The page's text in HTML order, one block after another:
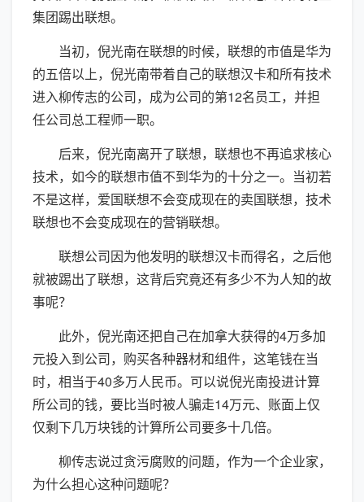
集团踢出联想。
当初，倪光南在联想的时候，联想的市值是华为
的五倍以上，倪光南带着自己的联想汉卡和所有技术
进入柳传志的公司，成为公司的第12名员工，并担
任公司总工程师一职。
后来，倪光南离开了联想，联想也不再追求核心
技术，如今的联想市值不到华为的十分之一。当初若
不是这样，爱国联想不会变成现在的卖国联想，技术
联想也不会变成现在的营销联想。
联想公司因为他发明的联想汉卡而得名，之后他
就被踢出了联想，这背后究竟还有多少不为人知的故
事呢？
此外，倪光南还把自己在加拿大获得的4万多加
元投入到公司，购买各种器材和组件，这笔钱在当
时，相当于40多万人民币。可以说倪光南投进计算
所公司的钱，要比当时被人骗走14万元、账面上仅
仅剩下几万块钱的计算所公司要多十几倍。
柳传志说过贪污腐败的问题，作为一个企业家，
为什么担心这种问题呢？